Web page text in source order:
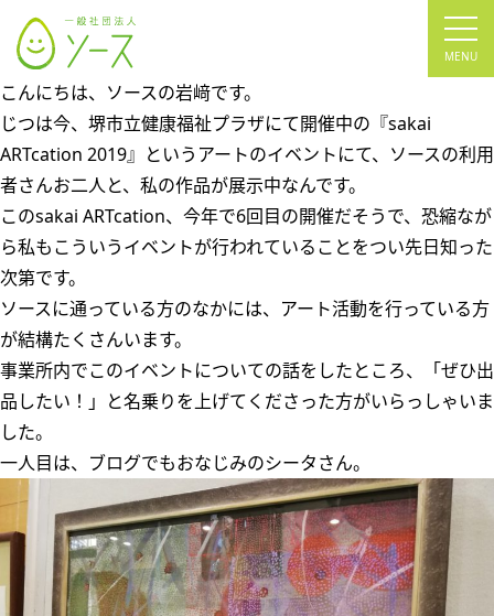
こんにちは、ソースの岩﨑です。
じつは今、堺市立健康福祉プラザにて開催中の『sakai
ARTcation 2019』というアートのイベントにて、ソースの利用
者さんお二人と、私の作品が展示中なんです。
このsakai ARTcation、今年で6回目の開催だそうで、恐縮なが
ら私もこういうイベントが行われていることをつい先日知った
次第です。
ソースに通っている方のなかには、アート活動を行っている方
が結構たくさんいます。
事業所内でこのイベントについての話をしたところ、「ぜひ出
品したい！」と名乗りを上げてくださった方がいらっしゃいま
した。
一人目は、ブログでもおなじみのシータさん。